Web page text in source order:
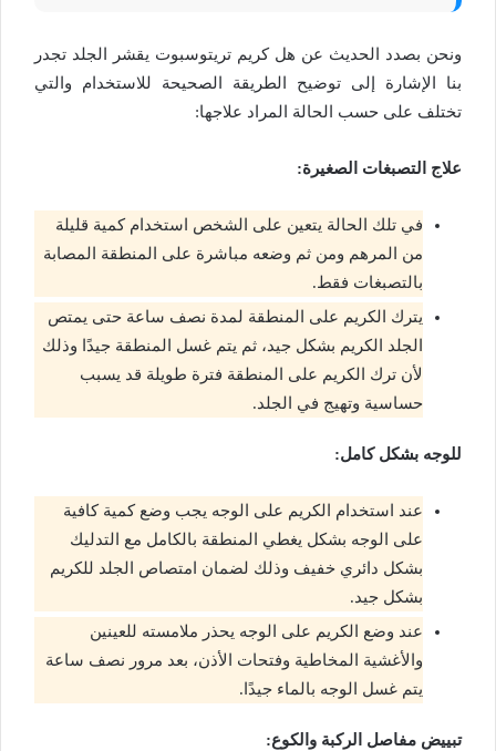
ونحن بصدد الحديث عن هل كريم تريتوسبوت يقشر الجلد تجدر
بنا الإشارة إلى توضيح الطريقة الصحيحة للاستخدام والتي
تختلف على حسب الحالة المراد علاجها:
علاج التصبغات الصغيرة:
في تلك الحالة يتعين على الشخص استخدام كمية قليلة
من المرهم ومن ثم وضعه مباشرة على المنطقة المصابة
بالتصبغات فقط.
يترك الكريم على المنطقة لمدة نصف ساعة حتى يمتص
الجلد الكريم بشكل جيد، ثم يتم غسل المنطقة جيدًا وذلك
لأن ترك الكريم على المنطقة فترة طويلة قد يسبب
حساسية وتهيج في الجلد.
للوجه بشكل كامل:
عند استخدام الكريم على الوجه يجب وضع كمية كافية
على الوجه بشكل يغطي المنطقة بالكامل مع التدليك
بشكل دائري خفيف وذلك لضمان امتصاص الجلد للكريم
بشكل جيد.
عند وضع الكريم على الوجه يحذر ملامسته للعينين
والأغشية المخاطية وفتحات الأذن، بعد مرور نصف ساعة
يتم غسل الوجه بالماء جيدًا.
تبييض مفاصل الركبة والكوع: